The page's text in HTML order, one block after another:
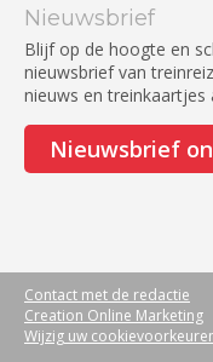
Nieuwsbrief
Blijf op de hoogte en
nieuwsbrief van
nieuws en treinkaartjes
Nieuwsbrief
Contact met de redactie
Creation Online Marketing
Wijzig uw